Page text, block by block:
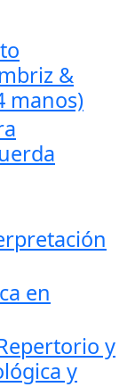
&
manos)
en
y
y